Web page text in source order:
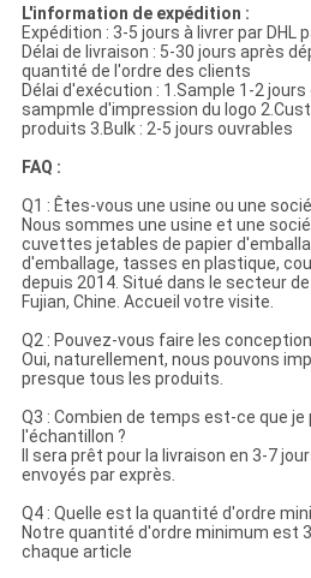
L'information de expédition :
Expédition : 3-5 jours à livrer par DHL
Délai de livraison : 5-30 jours après
quantité de l'ordre des clients
Délai d'exécution : 1.Sample 1-2
sampmle d'impression du logo
produits 3.Bulk : 2-5 jours ouvrables
FAQ :
Q1 : Êtes-vous une usine ou une
Nous sommes une usine et une
cuvettes jetables de papier
d'emballage, tasses en plastique,
depuis 2014. Situé dans le secteur
Fujian, Chine. Accueil votre visite.
Q2 : Pouvez-vous faire les
Oui, naturellement, nous pouvons
presque tous les produits.
Q3 : Combien de temps est-ce que
l'échantillon ?
Il sera prêt pour la livraison en 3-7
envoyés par exprès.
Q4 : Quelle est la quantité d'ordre
Notre quantité d'ordre minimum est
chaque article